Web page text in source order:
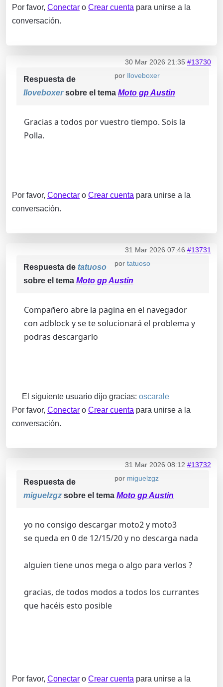
Por favor, Conectar o Crear cuenta para unirse a la
conversación.
30 Mar 2026 21:35 #13730
por Iloveboxer
Respuesta de
Iloveboxersobre el tema Moto gp Austin
Gracias a todos por vuestro tiempo. Sois la
Polla.
Por favor, Conectar o Crear cuenta para unirse a la
conversación.
31 Mar 2026 07:46 #13731
por tatuoso
Respuesta de tatuoso
sobre el tema Moto gp Austin
Compañero abre la pagina en el navegador
con adblock y se te solucionará el problema y
podras descargarlo
El siguiente usuario dijo gracias: oscarale
Por favor, Conectar o Crear cuenta para unirse a la
conversación.
31 Mar 2026 08:12 #13732
por miguelzgz
Respuesta de
miguelzgz sobre el tema Moto gp Austin
yo no consigo descargar moto2 y moto3
se queda en 0 de 12/15/20 y no descarga nada
alguien tiene unos mega o algo para verlos ?
gracias, de todos modos a todos los currantes
que hacéis esto posible
Por favor, Conectar o Crear cuenta para unirse a la